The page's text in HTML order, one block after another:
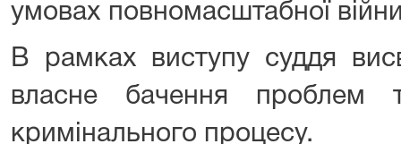
умовах повномасштабної війни
В рамках виступу суддя
власне бачення проблем
кримінального процесу.